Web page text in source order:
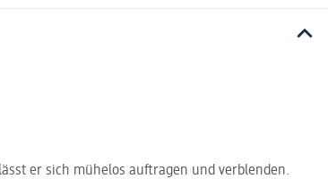
er sich mühelos auftragen und verblenden.